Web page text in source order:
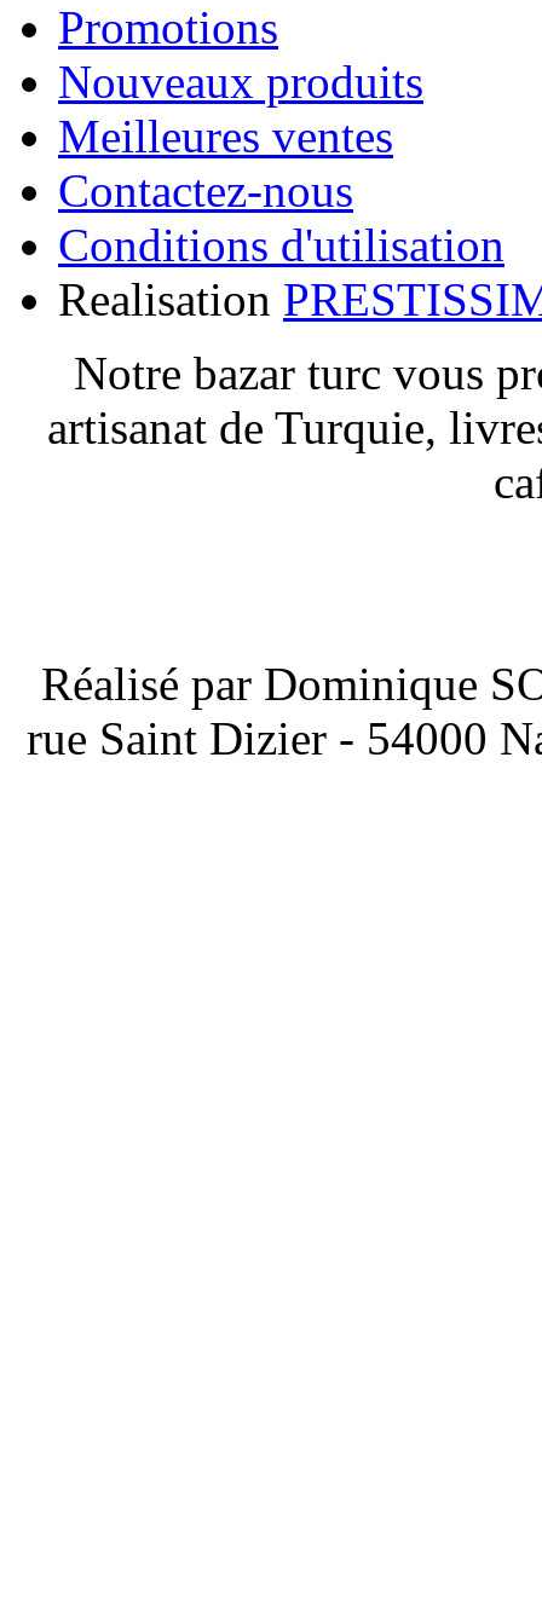
Promotions
Nouveaux produits
Meilleures ventes
Contactez-nous
Conditions d'utilisation
Realisation
Notre bazar turc vous
artisanat de Turquie,
Réalisé par Dominique
rue Saint Dizier - 54000